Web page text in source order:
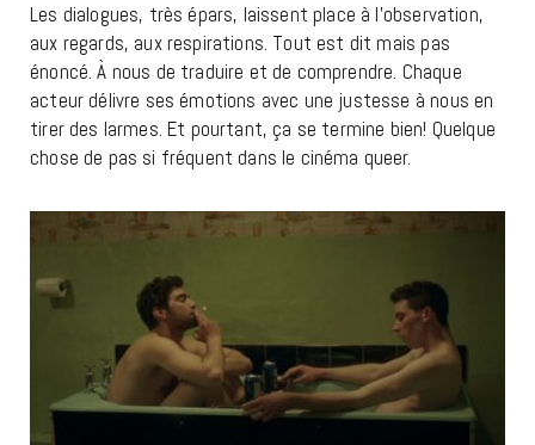
Les dialogues, très épars, laissent place à l’observation,
aux regards, aux respirations. Tout est dit mais pas
énoncé. À nous de traduire et de comprendre. Chaque
acteur délivre ses émotions avec une justesse à nous en
tirer des larmes. Et pourtant, ça se termine bien! Quelque
chose de pas si fréquent dans le cinéma queer.